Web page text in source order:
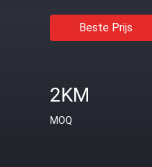
Beste Prijs
2KM
MOQ